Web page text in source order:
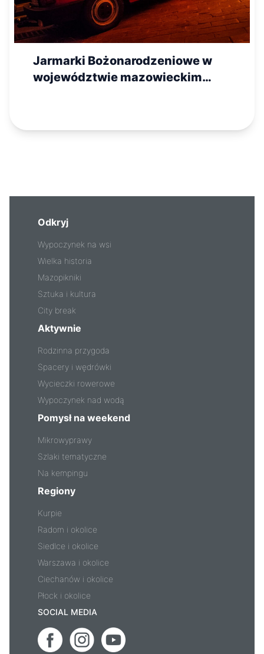
Jarmarki Bożonarodzeniowe w
województwie mazowieckim
Odkryj
Wypoczynek na wsi
Wielka historia
Mazopikniki
Sztuka i kultura
City break
Aktywnie
Rodzinna przygoda
Spacery i wędrówki
Wycieczki rowerowe
Wypoczynek nad wodą
Pomysł na weekend
Mikrowyprawy
Szlaki tematyczne
Na kempingu
Regiony
Kurpie
Radom i okolice
Siedlce i okolice
Warszawa i okolice
Ciechanów i okolice
Płock i okolice
SOCIAL MEDIA